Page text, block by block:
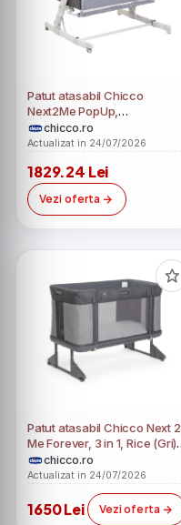
Patut atasabil Chicco
Next2Me PopUp,
Atmoshpere(Gri), 0luni+
chicco.ro
Actualizat in 24/07/2026
1829.24 Lei
Vezi oferta
Patut atasabil Chicco Next 2
Me Forever, 3 in 1, Rice (Gri),
0luni+chicco.ro
Actualizat in 24/07/2026
1650 Lei Vezi oferta